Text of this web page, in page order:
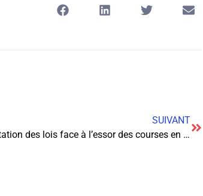
SUIVANT
L’adaptation des lois face à l’essor des courses en ligne : un enjeu juridique majeur